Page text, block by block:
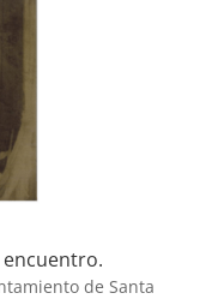
de Santa